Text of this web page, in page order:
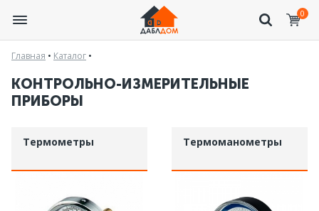
0
Главная • Каталог •
КОНТРОЛЬНО-ИЗМЕРИТЕЛЬНЫЕ
ПРИБОРЫ
Термометры Термоманометры